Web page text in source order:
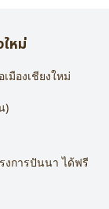
หม่
มืองเชียงใหม่
)
งการปันนา ได้ฟรี